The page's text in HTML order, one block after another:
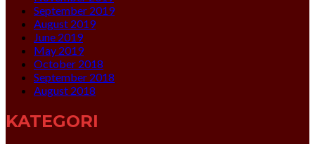
September 2019
August 2019
June 2019
May 2019
October 2018
September 2018
August 2018
KATEGORI